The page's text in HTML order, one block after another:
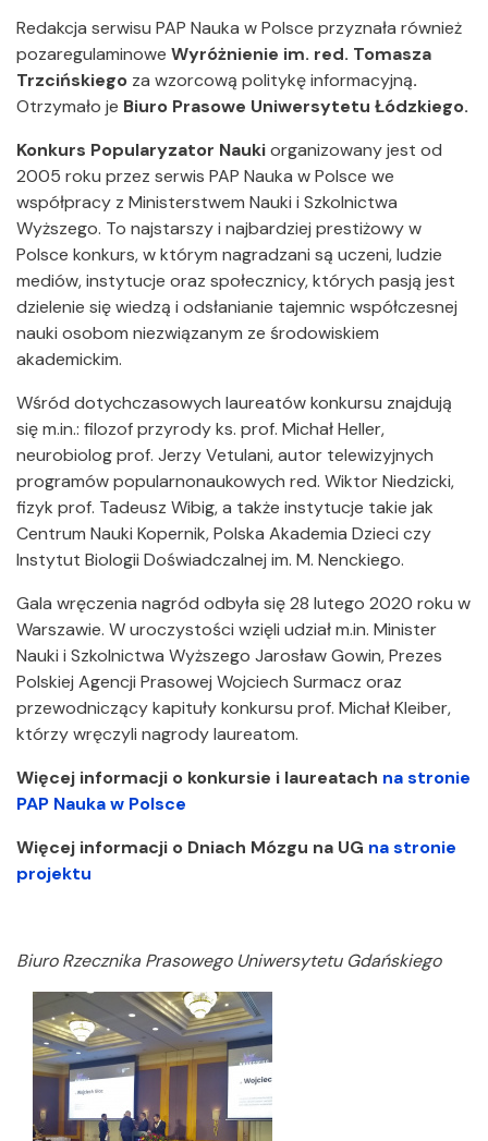
Redakcja serwisu PAP Nauka w Polsce przyznała również
pozaregulaminowe Wyróżnienie im. red. Tomasza
Trzcińskiego za wzorcową politykę informacyjną.
Otrzymało je Biuro Prasowe Uniwersytetu Łódzkiego.
Konkurs Popularyzator Naukiorganizowany jest od
2005 roku przez serwis PAP Nauka w Polsce we
współpracy z Ministerstwem Nauki i Szkolnictwa
Wyższego. To najstarszy i najbardziej prestiżowy w
Polsce konkurs, w którym nagradzani są uczeni, ludzie
mediów, instytucje oraz społecznicy, których pasją jest
dzielenie się wiedzą i odsłanianie tajemnic współczesnej
nauki osobom niezwiązanym ze środowiskiem
akademickim.
Wśród dotychczasowych laureatów konkursu znajdują
się m.in.: filozof przyrody ks. prof. Michał Heller,
neurobiolog prof. Jerzy Vetulani, autor telewizyjnych
programów popularnonaukowych red. Wiktor Niedzicki,
fizyk prof. Tadeusz Wibig, a także instytucje takie jak
Centrum Nauki Kopernik, Polska Akademia Dzieci czy
Instytut Biologii Doświadczalnej im. M. Nenckiego.
Gala wręczenia nagród odbyła się 28 lutego 2020 roku w
Warszawie. W uroczystości wzięli udział m.in. Minister
Nauki i Szkolnictwa Wyższego Jarosław Gowin, Prezes
Polskiej Agencji Prasowej Wojciech Surmacz oraz
przewodniczący kapituły konkursu prof. Michał Kleiber,
którzy wręczyli nagrody laureatom.
Więcej informacji o konkursie i laureatach na stronie
PAP Nauka w Polsce
Więcej informacji o Dniach Mózgu na UG na stronie
projektu
Biuro Rzecznika Prasowego Uniwersytetu Gdańskiego